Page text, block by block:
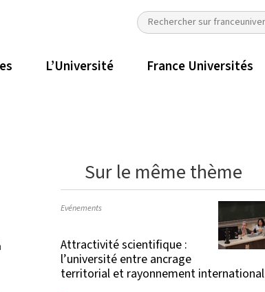
L’Université France Universités
Sur le même thème
Evénements
Attractivité scientifique :
l’université entre ancrage
territorial et rayonnement international